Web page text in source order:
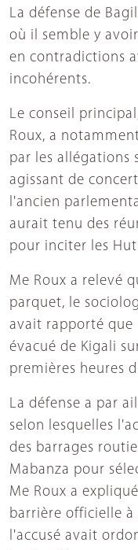
La défense de
où il semble y
en contradictions
incohérents.
Le conseil
Roux, a
par les allégations
agissant de
l'ancien
aurait tenu des
pour inciter les
Me Roux a relevé
parquet, le
avait rapporté que
évacué de Kigali
premières heures
La défense a par
selon lesquelles
des barrages
Mabanza pour
Me Roux a
barrière officielle
l'accusé avait